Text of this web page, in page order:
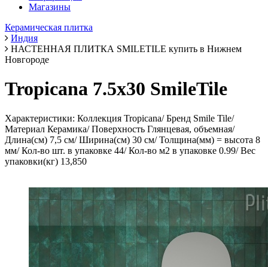
Магазины
Керамическая плитка
Индия
НАСТЕННАЯ ПЛИТКА SMILETILE купить в Нижнем
Новгороде
Tropicana 7.5х30 SmileTile
Характеристики: Коллекция Tropicana/ Бренд Smile Tile/
Материал Керамика/ Поверхность Глянцевая, объемная/
Длина(см) 7,5 см/ Ширина(см) 30 см/ Толщина(мм) = высота 8
мм/ Кол-во шт. в упаковке 44/ Кол-во м2 в упаковке 0.99/ Вес
упаковки(кг) 13,850